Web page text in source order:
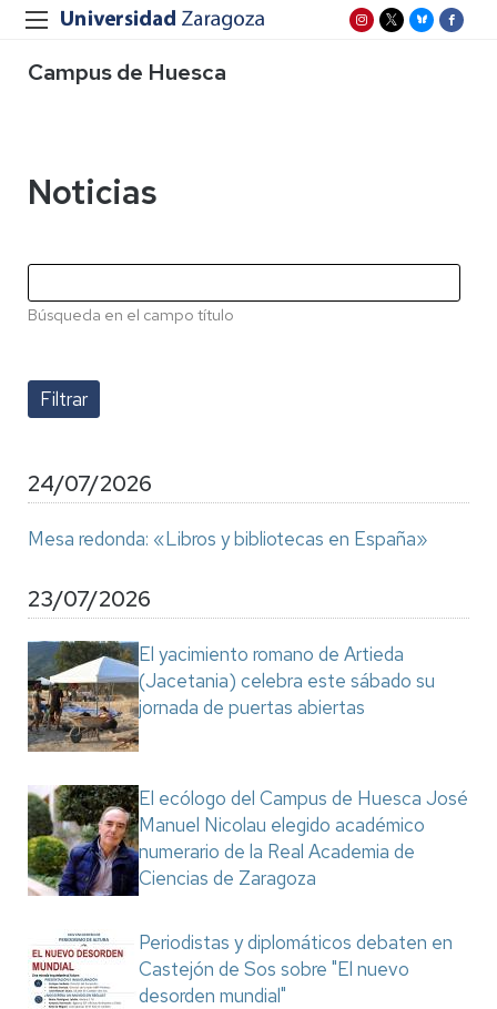
Campus de Huesca
Noticias
Búsqueda en el campo título
24/07/2026
Mesa redonda: «Libros y bibliotecas en España»
23/07/2026
El yacimiento romano de Artieda
(Jacetania) celebra este sábado su
jornada de puertas abiertas
El ecólogo del Campus de Huesca José
Manuel Nicolau elegido académico
numerario de la Real Academia de
Ciencias de Zaragoza
Periodistas y diplomáticos debaten en
Castejón de Sos sobre "El nuevo
desorden mundial"